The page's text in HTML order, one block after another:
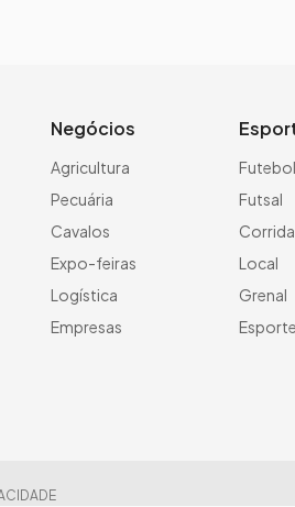
Negócios
Agricultura
Pecuária
Cavalos
Expo-feiras
Logística
Empresas
Futebol
Futsal
Local
Grenal